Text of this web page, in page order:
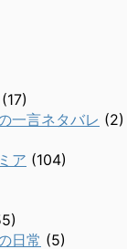
(17)
一言ネタバレ (2)
ア (104)
日常 (5)